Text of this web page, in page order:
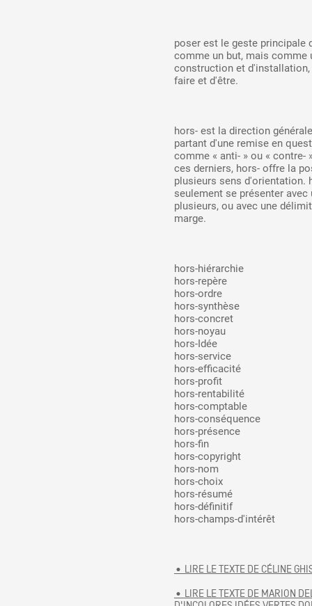
De A à Z
Année par année
Collection vidéos
poser est le geste principale
comme un but, mais comme
construction et
faire et d'être.
hors- est la direction
partant d'une remise en
comme « anti- » ou « contre-
ces derniers, hors- offre la
plusieurs sens d'orientation.
seulement se présenter avec
plusieurs, ou avec une
marge.
hors-hiérarchie
hors-repère
hors-ordre
hors-synthèse
hors-concret
hors-noyau
hors-Idée
hors-service
hors-efficacité
hors-profit
hors-rentabilité
hors-comptable
hors-conséquence
hors-présence
hors-fin
hors-copyright
hors-nom
hors-choix
hors-résumé
hors-définitif
hors-champs-d'intérêt
• LIRE LE TEXTE DE CÉLINE
• LIRE LE TEXTE DE MARION